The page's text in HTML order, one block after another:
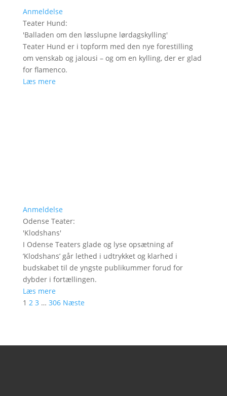
Anmeldelse
Teater Hund:
'Balladen om den løsslupne lørdagskylling'
Teater Hund er i topform med den nye forestilling
om venskab og jalousi – og om en kylling, der er glad
for flamenco.
Læs mere
Anmeldelse
Odense Teater:
'Klodshans'
I Odense Teaters glade og lyse opsætning af
’Klodshans’ går lethed i udtrykket og klarhed i
budskabet til de yngste publikummer forud for
dybder i fortællingen.
Læs mere
1 2 3 … 306 Næste